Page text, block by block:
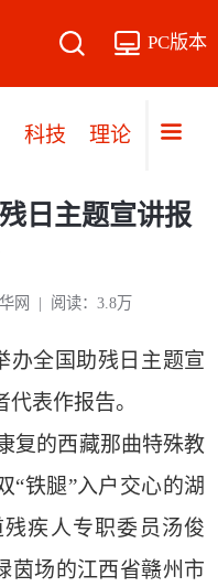
PC版本
科技 理论 党建
日主题宣讲报
网 | 阅读：3.8万
办全国助残日主题宣
表作报告。
复的西藏那曲特殊教
“铁腿”入户交心的湖
疾人专职委员汤俊
茵场的江西省赣州市